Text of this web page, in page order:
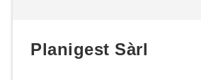
Planigest Sàrl